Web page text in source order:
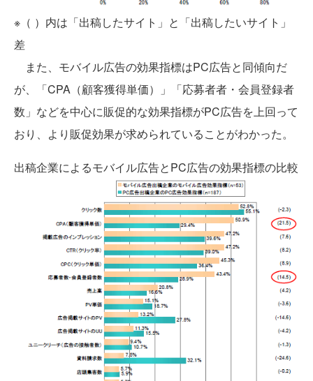
※（ ）内は「出稿したサイト」と「出稿したいサイト」
差
また、モバイル広告の効果指標はPC広告と同傾向だ
が、「CPA（顧客獲得単価）」「応募者者・会員登録者
数」などを中心に販促的な効果指標がPC広告を上回って
おり、より販促効果が求められていることがわかった。
出稿企業によるモバイル広告とPC広告の効果指標の比較